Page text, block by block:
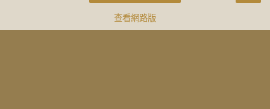
查看網路版